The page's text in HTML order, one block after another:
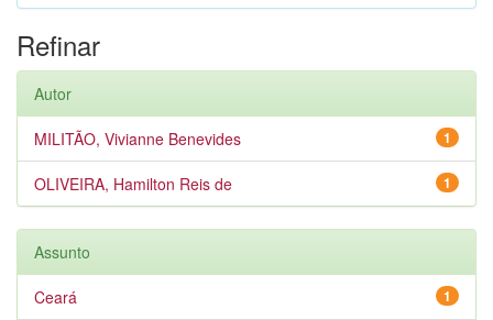
Refinar
Autor
1
MILITÃO, Vivianne Benevides
1
OLIVEIRA, Hamilton Reis de
Assunto
1
Ceará